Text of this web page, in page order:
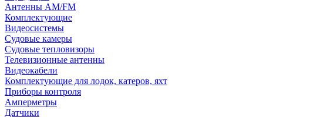
Антенны AM/FM
Комплектующие
Видеосистемы
Судовые камеры
Cудовые тепловизоры
Телевизионные антенны
Видеокабели
Комплектующие для лодок, катеров, яхт
Приборы контроля
Амперметры
Датчики